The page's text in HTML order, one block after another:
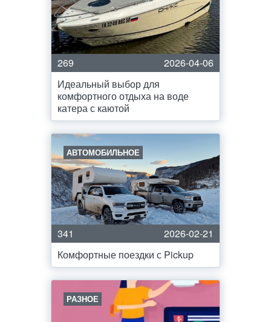
269
2026-04-06
Идеальный выбор для
комфортного отдыха на воде
катера с каютой
АВТОМОБИЛЬНОЕ
341
2026-02-21
Комфортные поездки с Pickup
РАЗНОЕ